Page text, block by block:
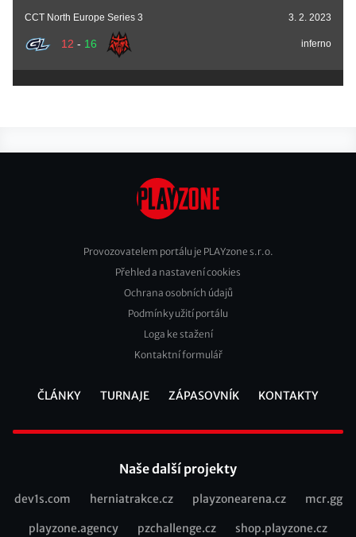
CCT North Europe Series 3 3. 2. 2023
12 - 16 inferno
Footer
Provozovatelem portálu je PLAYzone s.r.o.
Přehled a nastavení cookies
Ochrana osobních údajů
Podmínky užití portálu
Loga ke stažení
Kontaktní formulář
ČLÁNKY TURNAJE ZÁPASOVNÍK KONTAKTY
Naše další projekty
Recommended
dev1s.com herniatrakce.cz playzonearena.cz mcr.gg
playzone.agency pzchallenge.cz shop.playzone.cz